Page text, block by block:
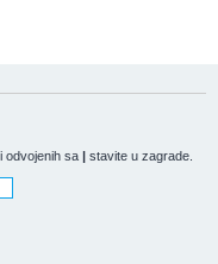
odvojenih sa | stavite u zagrade.